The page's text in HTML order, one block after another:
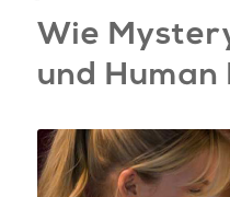
Wie
und Human